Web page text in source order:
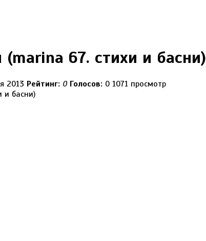
67. стихи и басни)
2013 Рейтинг: 0 Голосов: 0 1071 просмотр